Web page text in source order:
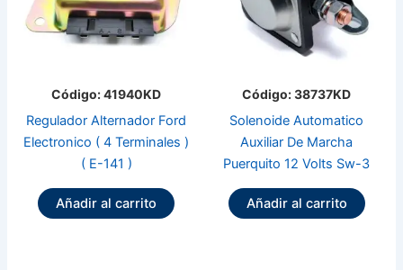
Código: 41940KD
Regulador Alternador Ford
Electronico ( 4 Terminales )
( E-141 )
Añadir al carrito
Código: 38737KD
Solenoide Automatico
Auxiliar De Marcha
Puerquito 12 Volts Sw-3
Añadir al carrito